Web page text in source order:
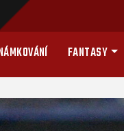
FANTASY